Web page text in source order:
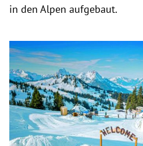
in den Alpen aufgebaut.